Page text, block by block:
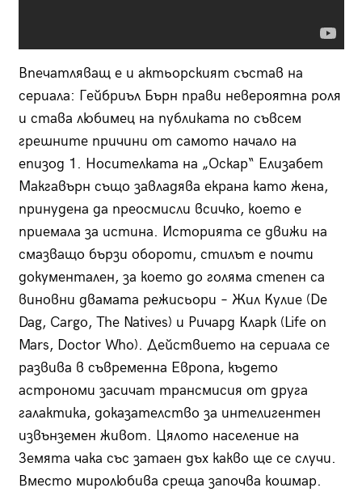
Впечатляващ е и актьорският състав на
сериала: Гейбриъл Бърн прави невероятна роля
и става любимец на публиката по съвсем
грешните причини от самото начало на
епизод 1. Носителката на „Оскар“ Елизабет
Макгавърн също завладява екрана като жена,
принудена да преосмисли всичко, което е
приемала за истина. Историята се движи на
смазващо бързи обороти, стилът е почти
документален, за което до голяма степен са
виновни двамата режисьори – Жил Кулие (De
Dag, Cargo, The Natives) и Ричард Кларк (Life on
Mars, Doctor Who). Действието на сериала се
развива в съвременна Европа, където
астрономи засичат трансмисия от друга
галактика, доказателство за интелигентен
извънземен живот. Цялото население на
Земята чака със затаен дъх какво ще се случи.
Вместо миролюбива среща започва кошмар.